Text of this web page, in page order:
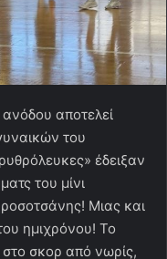
αποτελεί
του
έδειξαν
του μίνι
Μιας και
ημιχρόνου! Το
σκορ από νωρίς,